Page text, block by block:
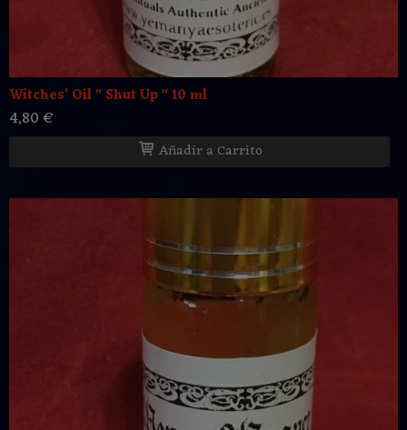
Witches' Oil " Shut Up " 10 ml
4,80 €
Añadir a Carrito